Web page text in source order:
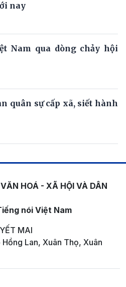
nay
Nam qua dòng chảy hội
quân sự cấp xã, siết hành
HOÁ - XÃ HỘI VÀ DÂN
nói Việt Nam
MAI
Lan, Xuân Thọ, Xuân